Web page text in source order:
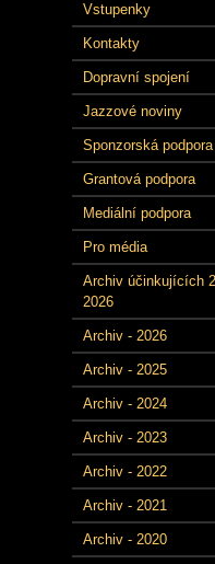
Vstupenky
Kontakty
Dopravní spojení
Jazzové noviny
Sponzorská podpora
Grantová podpora
Mediální podpora
Pro média
Archiv účinkujících
2026
Archiv - 2026
Archiv - 2025
Archiv - 2024
Archiv - 2023
Archiv - 2022
Archiv - 2021
Archiv - 2020